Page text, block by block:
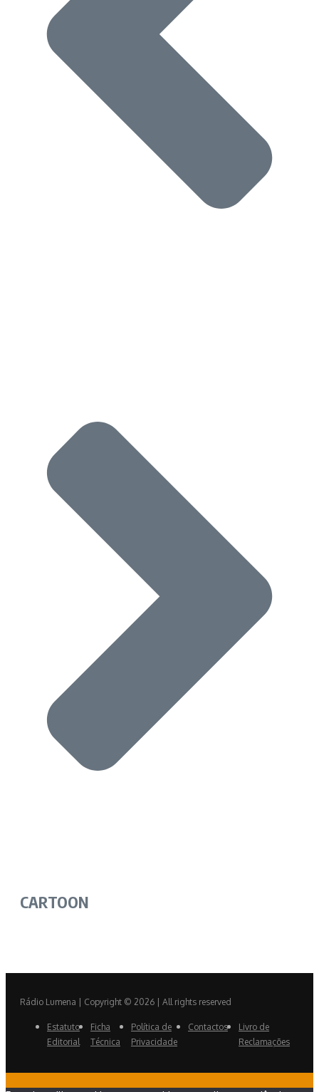
CARTOON
Rádio Lumena | Copyright © 2026 | All rights reserved
Estatuto
Editorial
Ficha
Técnica
Política de
Privacidade
Contactos
Livro de
Reclamações